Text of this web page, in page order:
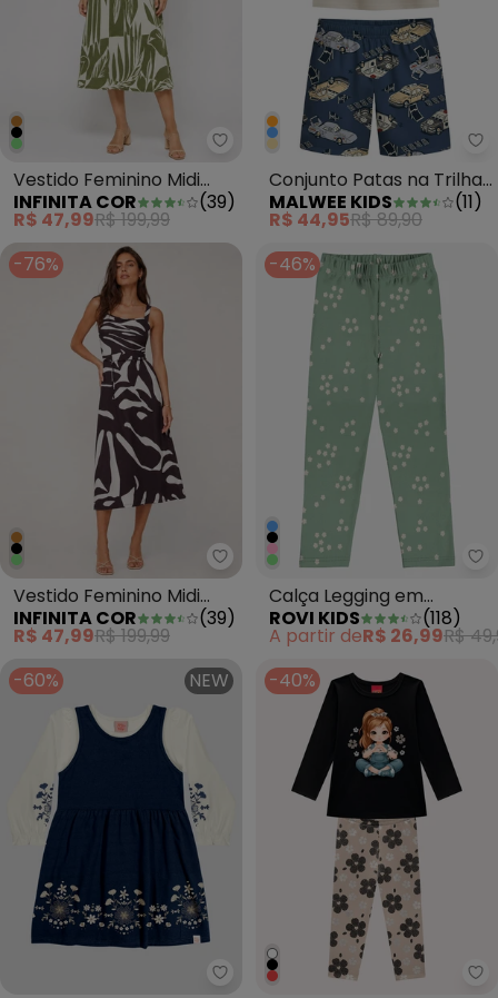
Infinita Cor - Vestido Feminino
Vestido Feminino Midi
Visco Premiere Verde
INFINITA COR (39)
R$ 47,99R$ 199,99
Conjunto Patas na Trilha
em Moletinho Off White
MALWEE KIDS (11)
R$ 44,95R$ 89,90
-76%
Infinita Cor - Vestido Feminino
Vestido Feminino Midi
Visco Premiere Marrom
INFINITA COR (39)
R$ 47,99R$ 199,99
-46%
Calça Legging em
Molecotton Verde
ROVI KIDS (118)
A partir deR$ 26,99R$
-60%
NEW
Kely Kety - Conjunto Infantil
-40%